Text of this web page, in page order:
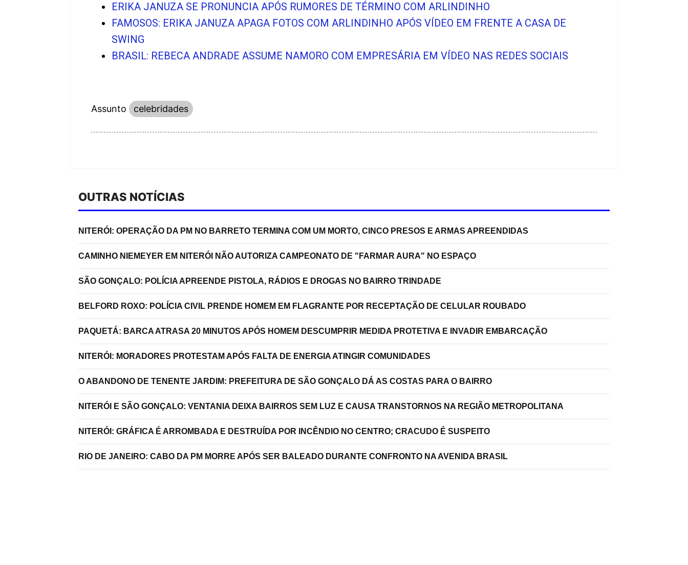
ERIKA JANUZA SE PRONUNCIA APÓS RUMORES DE TÉRMINO COM ARLINDINHO
FAMOSOS: ERIKA JANUZA APAGA FOTOS COM ARLINDINHO APÓS VÍDEO EM FRENTE A CASA DE
SWING
BRASIL: REBECA ANDRADE ASSUME NAMORO COM EMPRESÁRIA EM VÍDEO NAS REDES SOCIAIS
Assunto celebridades
OUTRAS NOTÍCIAS
NITERÓI: OPERAÇÃO DA PM NO BARRETO TERMINA COM UM MORTO, CINCO PRESOS E ARMAS APREENDIDAS
CAMINHO NIEMEYER EM NITERÓI NÃO AUTORIZA CAMPEONATO DE "FARMAR AURA" NO ESPAÇO
SÃO GONÇALO: POLÍCIA APREENDE PISTOLA, RÁDIOS E DROGAS NO BAIRRO TRINDADE
BELFORD ROXO: POLÍCIA CIVIL PRENDE HOMEM EM FLAGRANTE POR RECEPTAÇÃO DE CELULAR ROUBADO
PAQUETÁ: BARCA ATRASA 20 MINUTOS APÓS HOMEM DESCUMPRIR MEDIDA PROTETIVA E INVADIR EMBARCAÇÃO
NITERÓI: MORADORES PROTESTAM APÓS FALTA DE ENERGIA ATINGIR COMUNIDADES
O ABANDONO DE TENENTE JARDIM: PREFEITURA DE SÃO GONÇALO DÁ AS COSTAS PARA O BAIRRO
NITERÓI E SÃO GONÇALO: VENTANIA DEIXA BAIRROS SEM LUZ E CAUSA TRANSTORNOS NA REGIÃO METROPOLITANA
NITERÓI: GRÁFICA É ARROMBADA E DESTRUÍDA POR INCÊNDIO NO CENTRO; CRACUDO É SUSPEITO
RIO DE JANEIRO: CABO DA PM MORRE APÓS SER BALEADO DURANTE CONFRONTO NA AVENIDA BRASIL